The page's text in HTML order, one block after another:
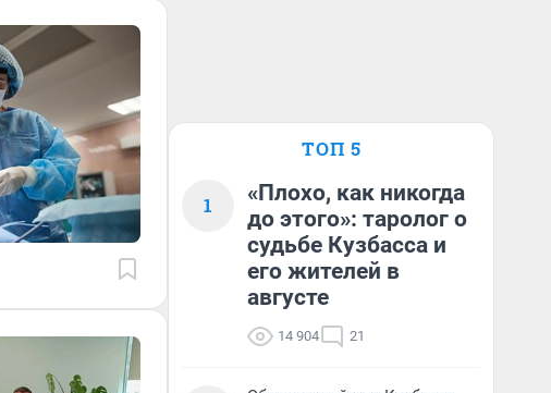
ТОП 5
1
«Плохо, как никогда
до этого»: таролог о
судьбе Кузбасса и
его жителей в
августе
14 904 21